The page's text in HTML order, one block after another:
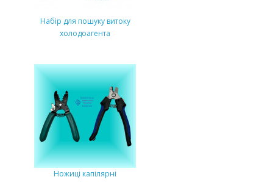
Набір для пошуку витоку
холодоагента
Ножиці капілярні